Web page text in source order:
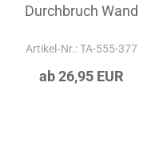
Durchbruch Wand
Artikel‑Nr.: TA-555-377
ab 26,95 EUR